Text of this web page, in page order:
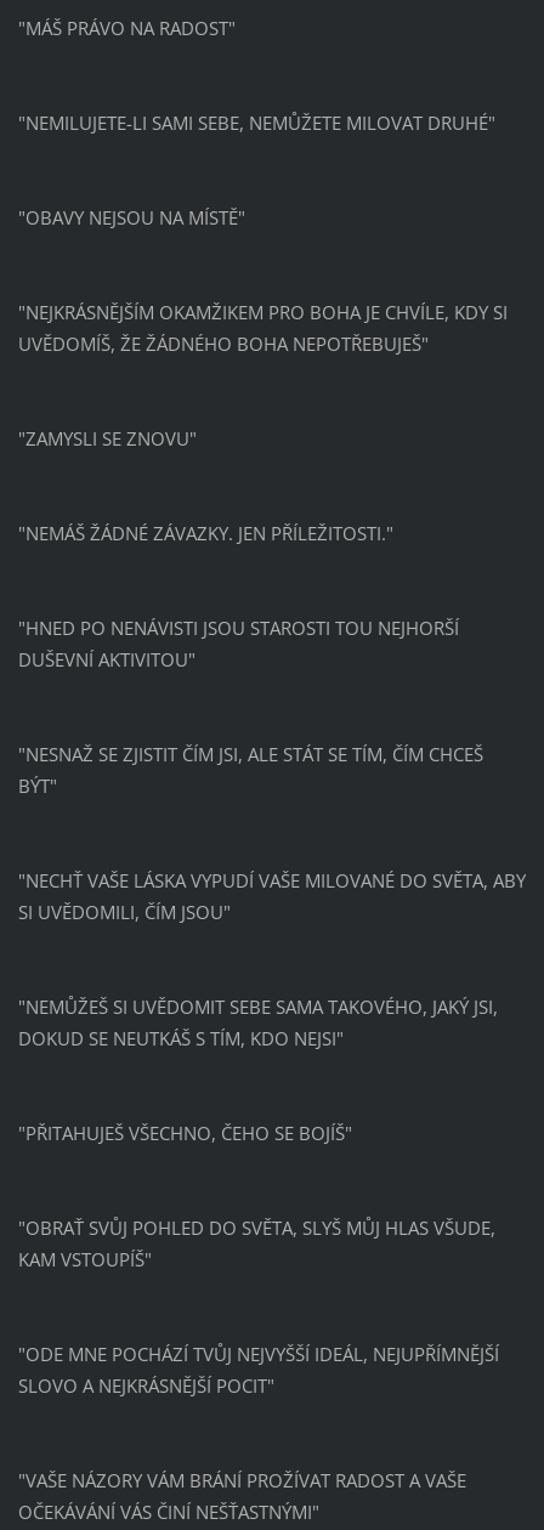
"MÁŠ PRÁVO NA RADOST"
"NEMILUJETE-LI SAMI SEBE, NEMŮŽETE MILOVAT DRUHÉ"
"OBAVY NEJSOU NA MÍSTĚ"
"NEJKRÁSNĚJŠÍM OKAMŽIKEM PRO BOHA JE CHVÍLE, KDY SI
UVĚDOMÍŠ, ŽE ŽÁDNÉHO BOHA NEPOTŘEBUJEŠ"
"ZAMYSLI SE ZNOVU"
"NEMÁŠ ŽÁDNÉ ZÁVAZKY. JEN PŘÍLEŽITOSTI."
"HNED PO NENÁVISTI JSOU STAROSTI TOU NEJHORŠÍ
DUŠEVNÍ AKTIVITOU"
"NESNAŽ SE ZJISTIT ČÍM JSI, ALE STÁT SE TÍM, ČÍM CHCEŠ
BÝT"
"NECHŤ VAŠE LÁSKA VYPUDÍ VAŠE MILOVANÉ DO SVĚTA, ABY
SI UVĚDOMILI, ČÍM JSOU"
"NEMŮŽEŠ SI UVĚDOMIT SEBE SAMA TAKOVÉHO, JAKÝ JSI,
DOKUD SE NEUTKÁŠ S TÍM, KDO NEJSI"
"PŘITAHUJEŠ VŠECHNO, ČEHO SE BOJÍŠ"
"OBRAŤ SVŮJ POHLED DO SVĚTA, SLYŠ MŮJ HLAS VŠUDE,
KAM VSTOUPÍŠ"
"ODE MNE POCHÁZÍ TVŮJ NEJVYŠŠÍ IDEÁL, NEJUPŘÍMNĚJŠÍ
SLOVO A NEJKRÁSNĚJŠÍ POCIT"
"VAŠE NÁZORY VÁM BRÁNÍ PROŽÍVAT RADOST A VAŠE
OČEKÁVÁNÍ VÁS ČINÍ NEŠŤASTNÝMI"